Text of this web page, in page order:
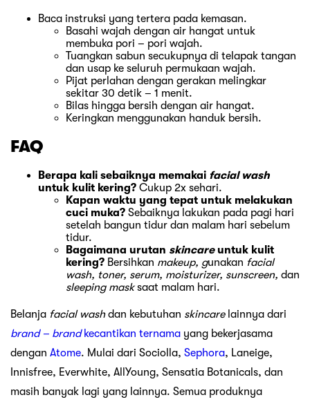
Baca instruksi yang tertera pada kemasan.
Basahi wajah dengan air hangat untuk
membuka pori – pori wajah.
Tuangkan sabun secukupnya di telapak tangan
dan usap ke seluruh permukaan wajah.
Pijat perlahan dengan gerakan melingkar
sekitar 30 detik – 1 menit.
Bilas hingga bersih dengan air hangat.
Keringkan menggunakan handuk bersih.
FAQ
Berapa kali sebaiknya memakai facial wash
untuk kulit kering? Cukup 2x sehari.
Kapan waktu yang tepat untuk melakukan
cuci muka? Sebaiknya lakukan pada pagi hari
setelah bangun tidur dan malam hari sebelum
tidur.
Bagaimana urutan skincare untuk kulit
kering? Bersihkan makeup, gunakan facial
wash, toner, serum, moisturizer, sunscreen, dan
sleeping masksaat malam hari.
Belanja facial washdan kebutuhan skincare lainnya dari
brand – brand kecantikan ternama yang bekerjasama
dengan Atome. Mulai dari Sociolla, Sephora, Laneige,
Innisfree, Everwhite, AllYoung, Sensatia Botanicals, dan
masih banyak lagi yang lainnya. Semua produknya